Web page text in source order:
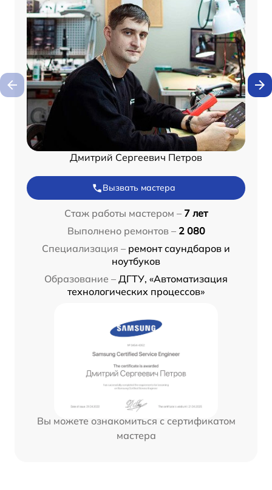
Дмитрий Сергеевич Петров
Вызвать мастера
Стаж работы мастером – 7 лет
Выполнено ремонтов – 2 080
Специализация – ремонт саундбаров и
ноутбуков
Образование – ДГТУ, «Автоматизация
технологических процессов»
Вы можете ознакомиться с сертификатом
мастера